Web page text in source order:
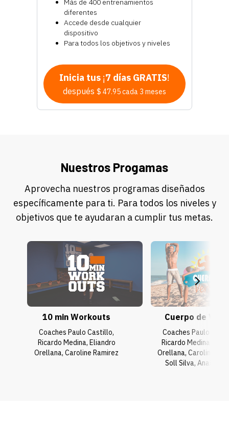
Más de 400 entrenamientos
diferentes
Accede desde cualquier
dispositivo
Para todos los objetivos y niveles
Inicia tus ¡7 días GRATIS!
después $ 47.95 cada 3 meses
Nuestros Progamas
Aprovecha nuestros programas diseñados
específicamente para ti. Para todos los niveles y
objetivos que te ayudaran a cumplir tus metas.
10 min Workouts
Coaches Paulo Castillo,
Ricardo Medina, Eliandro
Orellana, Caroline Ramirez
Cuerpo de
Coaches Paulo
Ricardo Medina,
Orellana, Caroline
Soll Silva, Anaí